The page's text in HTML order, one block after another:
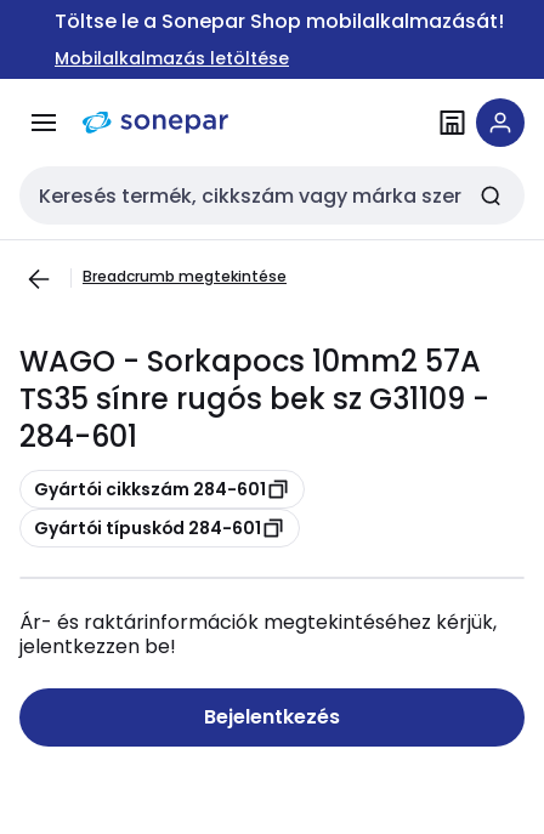
Ugrás a
Ugrás a
tartalomra
Töltse le a Sonepar Shop mobilalkalmazását!
Mobilalkalmazás letöltése
Keresési bemenet
Breadcrumb megtekintése
WAGO - Sorkapocs 10mm2 57A
TS35 sínre rugós bek sz G31109 -
284-601
Másolás
Gyártói cikkszám 284-601
Másolás
Gyártói típuskód 284-601
Ár- és raktárinformációk megtekintéséhez kérjük,
jelentkezzen be!
Bejelentkezés